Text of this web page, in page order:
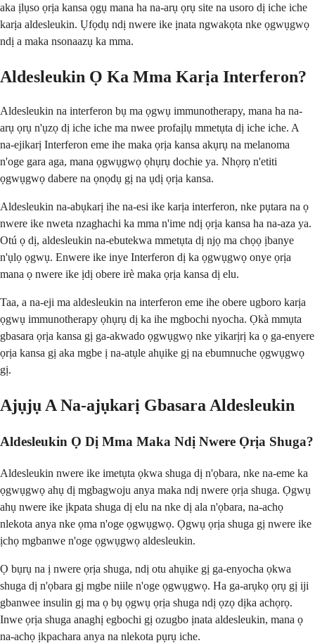
aka ịlụso ọrịa kansa ọgụ mana ha na-arụ ọrụ site na usoro dị iche iche
karịa aldesleukin. Ụfọdụ ndị nwere ike ịnata ngwakọta nke ọgwụgwọ
ndị a maka nsonaazụ ka mma.
Aldesleukin Ọ Ka Mma Karịa Interferon?
Aldesleukin na interferon bụ ma ọgwụ immunotherapy, mana ha na-
arụ ọrụ n'ụzọ dị iche iche ma nwee profaịlụ mmetụta dị iche iche. A
na-ejikarị Interferon eme ihe maka ọrịa kansa akụrụ na melanoma
n'oge gara aga, mana ọgwụgwọ ọhụrụ dochie ya. Nhọrọ n'etiti
ọgwụgwọ dabere na ọnọdụ gị na ụdị ọrịa kansa.
Aldesleukin na-abụkarị ihe na-esi ike karịa interferon, nke pụtara na ọ
nwere ike nweta nzaghachi ka mma n'ime ndị ọrịa kansa ha na-aza ya.
Otú ọ dị, aldesleukin na-ebutekwa mmetụta dị njọ ma chọọ ịbanye
n'ụlọ ọgwụ. Enwere ike inye Interferon dị ka ọgwụgwọ onye ọrịa
mana ọ nwere ike ịdị obere irè maka ọrịa kansa dị elu.
Taa, a na-eji ma aldesleukin na interferon eme ihe obere ugboro karịa
ọgwụ immunotherapy ọhụrụ dị ka ihe mgbochi nyocha. Ọkà mmụta
gbasara ọrịa kansa gị ga-akwado ọgwụgwọ nke yikarịrị ka ọ ga-enyere
ọrịa kansa gị aka mgbe ị na-atụle ahụike gị na ebumnuche ọgwụgwọ
gị.
Ajụjụ A Na-ajụkarị Gbasara Aldesleukin
Aldesleukin Ọ Dị Mma Maka Ndị Nwere Ọrịa Shuga?
Aldesleukin nwere ike imetụta ọkwa shuga dị n'ọbara, nke na-eme ka
ọgwụgwọ ahụ dị mgbagwoju anya maka ndị nwere ọrịa shuga. Ọgwụ
ahụ nwere ike ịkpata shuga dị elu na nke dị ala n'ọbara, na-achọ
nlekota anya nke ọma n'oge ọgwụgwọ. Ọgwụ ọrịa shuga gị nwere ike
ịchọ mgbanwe n'oge ọgwụgwọ aldesleukin.
Ọ bụrụ na ị nwere ọrịa shuga, ndị otu ahụike gị ga-enyocha ọkwa
shuga dị n'ọbara gị mgbe niile n'oge ọgwụgwọ. Ha ga-arụkọ ọrụ gị iji
gbanwee insulin gị ma ọ bụ ọgwụ ọrịa shuga ndị ọzọ dịka achọrọ.
Inwe ọrịa shuga anaghị egbochi gị ozugbo ịnata aldesleukin, mana ọ
na-achọ ịkpachara anya na nlekota pụrụ iche.